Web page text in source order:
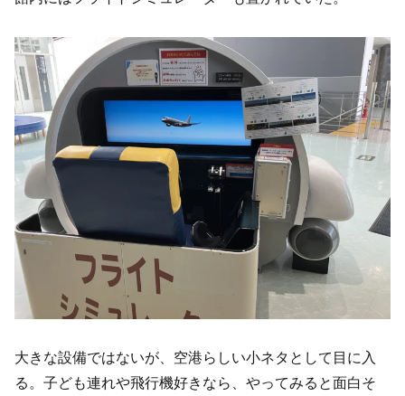
大きな設備ではないが、空港らしい小ネタとして目に入
る。子ども連れや飛行機好きなら、やってみると面白そ